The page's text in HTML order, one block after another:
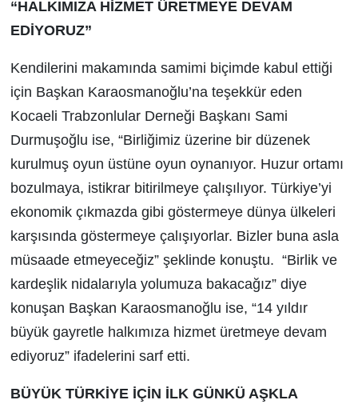
“HALKIMIZA HİZMET ÜRETMEYE DEVAM
EDİYORUZ”
Kendilerini makamında samimi biçimde kabul ettiği
için Başkan Karaosmanoğlu’na teşekkür eden
Kocaeli Trabzonlular Derneği Başkanı Sami
Durmuşoğlu ise, “Birliğimiz üzerine bir düzenek
kurulmuş oyun üstüne oyun oynanıyor. Huzur ortamı
bozulmaya, istikrar bitirilmeye çalışılıyor. Türkiye’yi
ekonomik çıkmazda gibi göstermeye dünya ülkeleri
karşısında göstermeye çalışıyorlar. Bizler buna asla
müsaade etmeyeceğiz” şeklinde konuştu. “Birlik ve
kardeşlik nidalarıyla yolumuza bakacağız” diye
konuşan Başkan Karaosmanoğlu ise, “14 yıldır
büyük gayretle halkımıza hizmet üretmeye devam
ediyoruz” ifadelerini sarf etti.
BÜYÜK TÜRKİYE İÇİN İLK GÜNKÜ AŞKLA